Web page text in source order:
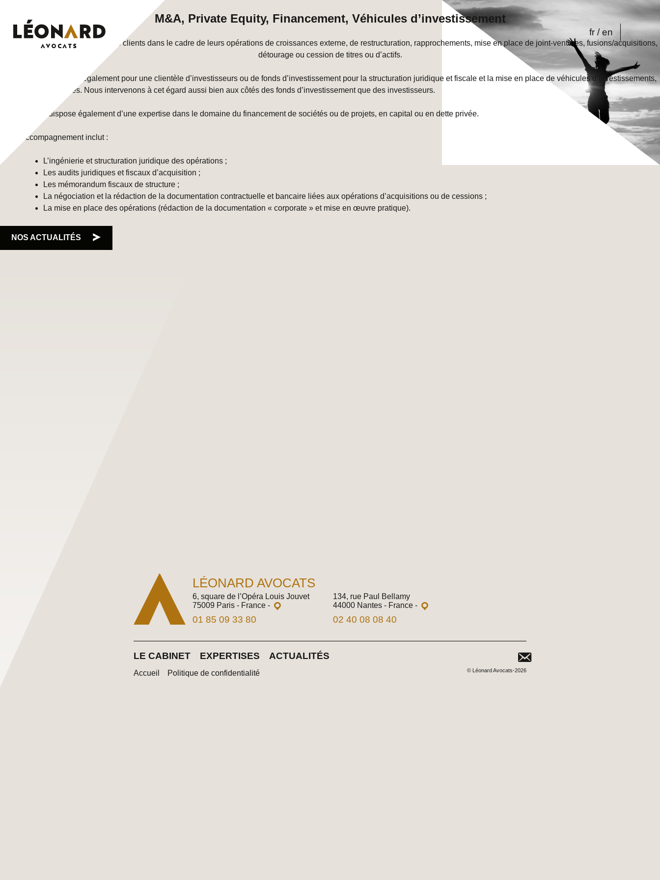
content
fr en
M&A, Private Equity, Financement, Véhicules d’investissement
Le cabinet LÉONARD assiste ses clients dans le cadre de leurs opérations de croissances externe, de restructuration, rapprochements, mise en place de joint-ventures, fusions/acquisitions,
détourage ou cession de titres ou d’actifs.
Notre cabinet intervient également pour une clientèle d’investisseurs ou de fonds d’investissement pour la structuration juridique et fiscale et la mise en place de véhicules d’investissements,
régulés ou non régulés. Nous intervenons à cet égard aussi bien aux côtés des fonds d’investissement que des investisseurs.
Notre cabinet dispose également d’une expertise dans le domaine du financement de sociétés ou de projets, en capital ou en dette privée.
Notre accompagnement inclut :
L’ingénierie et structuration juridique des opérations ;
Les audits juridiques et fiscaux d’acquisition ;
Les mémorandum fiscaux de structure ;
La négociation et la rédaction de la documentation contractuelle et bancaire liées aux opérations d’acquisitions ou de cessions ;
La mise en place des opérations (rédaction de la documentation « corporate » et mise en œuvre pratique).
NOS ACTUALITÉS
LÉONARD AVOCATS
6, square de l’Opéra Louis Jouvet
75009 Paris - France -
01 85 09 33 80
134, rue Paul Bellamy
44000 Nantes - France -
02 40 08 08 40
LE CABINET EXPERTISES ACTUALITÉS
Accueil Politique de confidentialité © Léonard Avocats-2026